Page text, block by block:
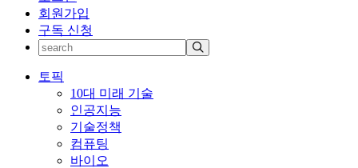
회원가입
구독 신청
토픽
10대 미래 기술
인공지능
기술정책
컴퓨팅
바이오